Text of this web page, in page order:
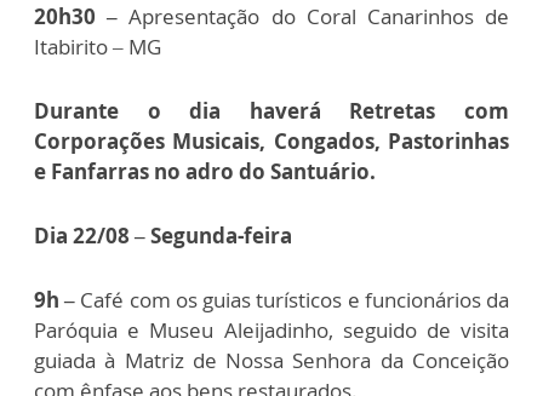
20h30 – Apresentação do Coral Canarinhos de
Itabirito – MG
Durante o dia haverá Retretas com
Corporações Musicais, Congados, Pastorinhas
e Fanfarras no adro do Santuário.
Dia 22/08 –Segunda-feira
9h – Café com os guias turísticos e funcionários da
Paróquia e Museu Aleijadinho, seguido de visita
guiada à Matriz de Nossa Senhora da Conceição